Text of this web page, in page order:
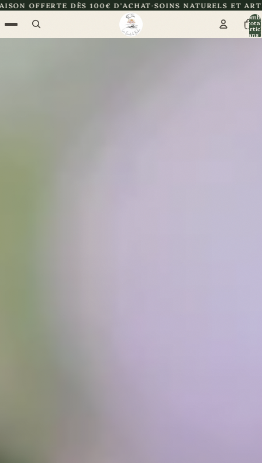
100€ D'ACHAT SOINS NATURELS ET ARTISANAUX
total
dans